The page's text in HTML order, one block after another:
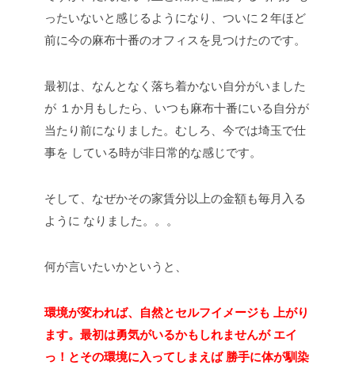
ったいないと感じるようになり、ついに２年ほど
前に今の麻布十番のオフィスを見つけたのです。
最初は、なんとなく落ち着かない自分がいました
が １か月もしたら、いつも麻布十番にいる自分が
当たり前になりました。むしろ、今では埼玉で仕
事を している時が非日常的な感じです。
そして、なぜかその家賃分以上の金額も毎月入る
ように なりました。。。
何が言いたいかというと、
環境が変われば、自然とセルフイメージも 上がり
ます。最初は勇気がいるかもしれませんが エイ
っ！とその環境に入ってしまえば 勝手に体が馴染